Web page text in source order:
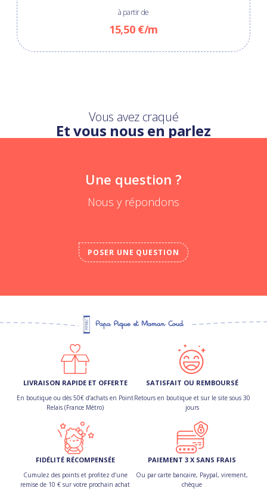
à partir de
15,50 €/m
Vous avez craqué
Et vous nous en parlez
Une question ?
Nous y répondons
POSER UNE QUESTION
LIVRAISON RAPIDE ET OFFERTE
En boutique ou dès 50€ d’achats en Point
Relais (France Métro)
SATISFAIT OU REMBOURSÉ
Retours en boutique et sur le site sous 30
jours
FIDÉLITÉ RÉCOMPENSÉE
Cumulez des points et profitez d’une
remise de 10 € sur votre prochain achat
PAIEMENT 3 X SANS FRAIS
Ou par carte bancaire, Paypal, virement,
chèque